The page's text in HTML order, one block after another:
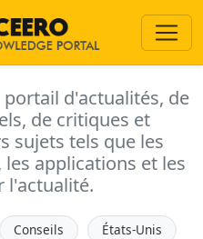
d'actualités, de
de critiques et
sujets tels que les
applications et les
l'actualité.
Conseils États-Unis